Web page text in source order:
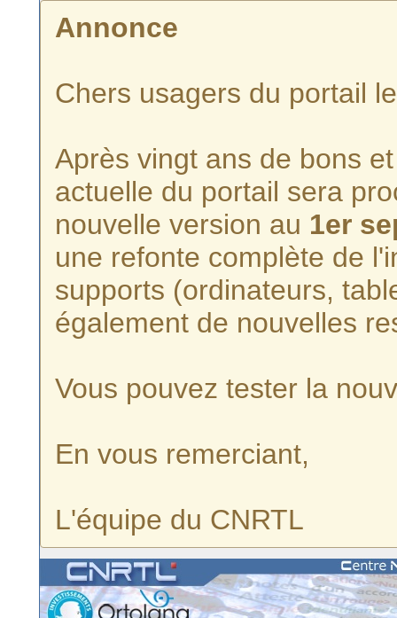
Annonce
Chers usagers du portail
Après vingt ans de bons
actuelle du portail sera
nouvelle version au 1er
une refonte complète de
supports (ordinateurs,
également de nouvelles
Vous pouvez tester la
En vous remerciant,
L'équipe du CNRTL